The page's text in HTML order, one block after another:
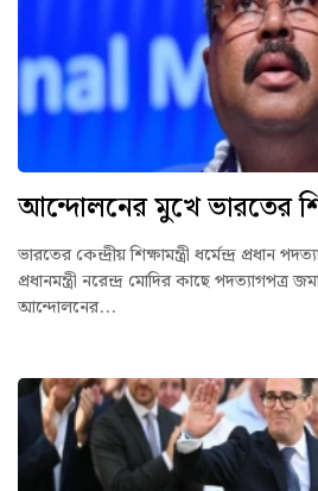
আন্দোলনের মুখে ভারতের
ভারতের কেন্দ্রীয় শিক্ষামন্ত্রী ধর্মেন্দ্র প্রধান
প্রধানমন্ত্রী নরেন্দ্র মোদির কাছে পদত্যাগপত্র
আন্দোলনের...